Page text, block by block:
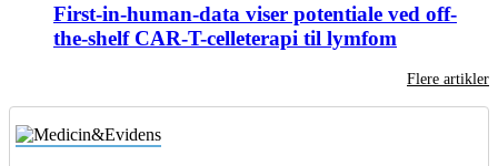
First-in-human-data viser potentiale ved off-
the-shelf CAR-T-celleterapi til lymfom
Flere artikler